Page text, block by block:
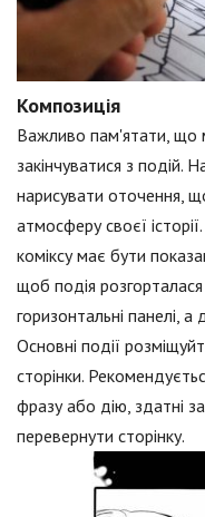
Композиція
Важливо пам'ятати, що
закінчуватися з подій.
нарисувати оточення,
атмосферу своєї
коміксу має бути
щоб подія
горизонтальні панелі, а
Основні події
сторінки.
фразу або дію, здатні
перевернути сторінку.